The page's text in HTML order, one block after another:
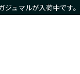
ジュマルが入荷中です